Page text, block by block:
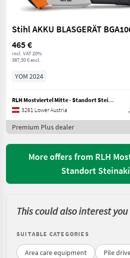
Stihl AKKU BLASGERÄT
465 €
incl. VAT 20%
387,50 € excl.
YOM 2024
RLH Mostviertel Mitte - Standort Steinakirchen
3261 Lower Austria
Premium Plus dealer
More offers from RLH
Standort
This could also interest you
SUITABLE CATEGORIES
Area care equipment
Pile